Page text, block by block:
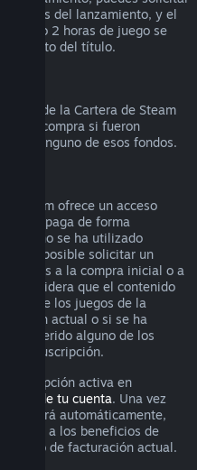
antes del lanzamiento, y el
días o 2 horas de juego se
del título.
de la Cartera de Steam
de la compra si fueron
ninguno de esos fondos.
Steam ofrece un acceso
se paga de forma
no se ha utilizado
es posible solicitar un
a la compra inicial o a
considera que el contenido
de los juegos de la
actual o si se ha
transferido alguno de los
la suscripción.
suscripción activa en
de tu cuenta. Una vez
renovará automáticamente,
y a los beneficios de
tu ciclo de facturación actual.